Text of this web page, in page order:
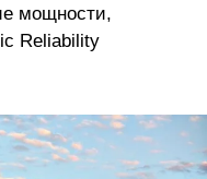
мощности,
Reliability